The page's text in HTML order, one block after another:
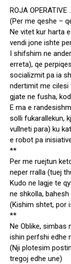
ROJA OPERATIVE .
(Per me qeshe –
Ne vitet kur harta
vendi jone ishte
I shifshim ne
erreta), qe
socializmit pa ia
ndertimit me cilesi
gjate ne fusha,
E ma e
solli fukarallekun,
vullneti para) ku
e robot pa
**
Per me ruejtun
neper rralla (tuej
Kudo ne lagje te
ne shkolla, bahesh
(Kishim shtet, por
**
Ne Oblike, simbas
ishin perfshi edhe
(Nji plotesim
tregoj edhe une)